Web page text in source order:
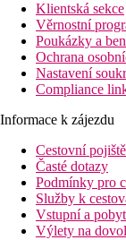
Klientská sekce
Věrnostní
Poukázky a
Ochrana
Nastavení
Compliance
Informace k zájezdu
Cestovní
Časté dotazy
Podmínky pro
Služby k
Vstupní a
Výlety na